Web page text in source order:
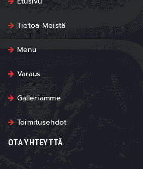
Tietoa Meistä
Menu
Varaus
Galleriamme
Toimitusehdot
OTA YHTEYTTÄ